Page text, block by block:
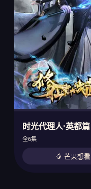
时光代理人·英都篇
全6集
🥭 芒果想看